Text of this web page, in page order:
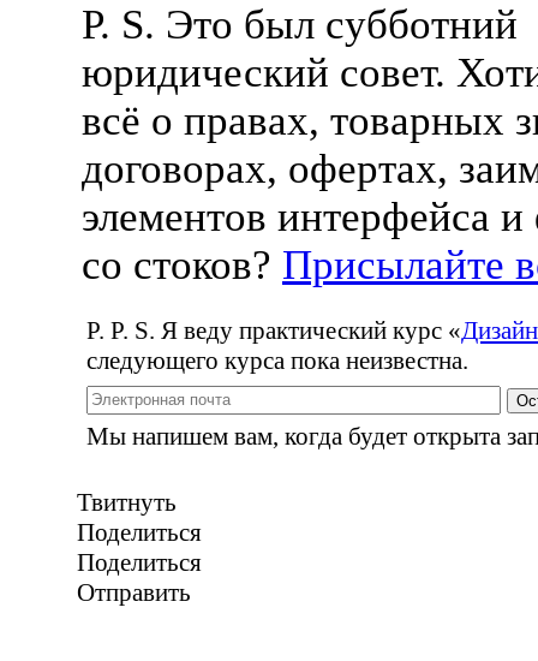
P. S. Это был субботний
юридический совет.
всё о правах, товарных
договорах, офертах,
элементов интерфейса
со стоков? Присылайте
P. P. S. Я веду практический курс «
следующего курса пока неизвестна.
Мы напишем вам, когда будет открыта
Твитнуть
Поделиться
Поделиться
Отправить